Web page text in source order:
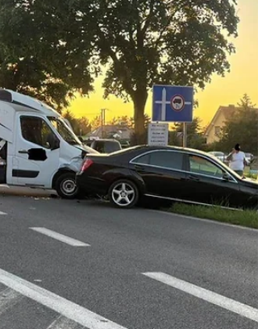
ciężarowego. Zgłoszenie na służby
po godz. 23. Po dotarciu na miejsce
ratownicy zastali przewrócony na bok
pojazd ciężarowy, a w wyniku zdarzenia
jedna osoba odniosła obrażenia i
pomocy medycznej. Strażacy
miejsce wypadku, odłączyli źródła
w pojeździe, udzielili kwalifikowanej
pierwszej pomocy poszkodowanemu oraz
wspierali działania zespołu ratownictwa
medycznego